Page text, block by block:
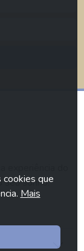
seu sonho.
que
Mais